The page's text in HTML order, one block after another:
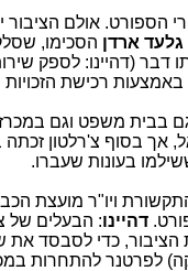
הספורט. אולם
גלעד ארדן הסכימו,
(דהיינו: לספק
רכישת
בעונות שעברו.
ויו"ר מועצת
דהיינו: הבעלים של
לטובת הציבור, כדי
לפרטנר להתחרות